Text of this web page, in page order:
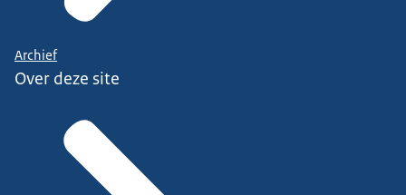
Archief
Over deze site